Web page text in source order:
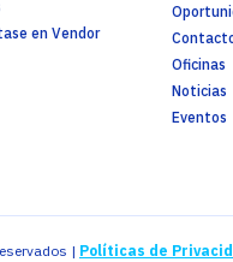
en Vendor
Oficinas
Noticias
Eventos
| Políticas de